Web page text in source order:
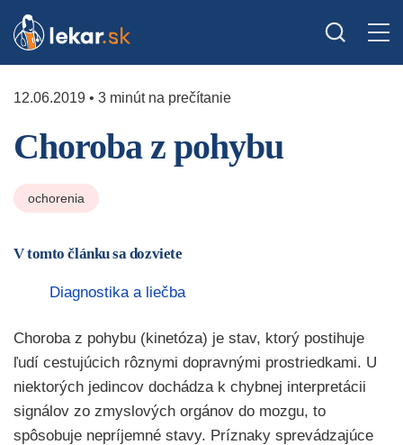
12.06.2019 • 3 minút na prečítanie
Choroba z pohybu
ochorenia
V tomto článku sa dozviete
Diagnostika a liečba
Choroba z pohybu (kinetóza) je stav, ktorý postihuje
ľudí cestujúcich rôznymi dopravnými prostriedkami. U
niektorých jedincov dochádza k chybnej interpretácii
signálov zo zmyslových orgánov do mozgu, to
spôsobuje nepríjemné stavy. Príznaky sprevádzajúce